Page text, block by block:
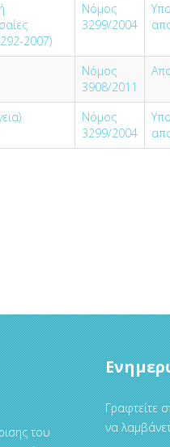
2007)
Νόμος
3299/2004
Νόμος
3908/2011
Νόμος
3299/2004
του
Γραφτείτε
να